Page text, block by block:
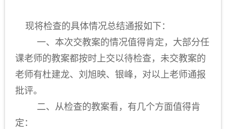
现将检查的具体情况总结通报如下：
一、本次交教案的情况值得肯定，大部分任
课老师的教案都按时上交以待检查，未交教案的
老师有杜建龙、刘旭映、银峰，对以上老师通报
批评。
二、从检查的教案看，有几个方面值得肯
定：